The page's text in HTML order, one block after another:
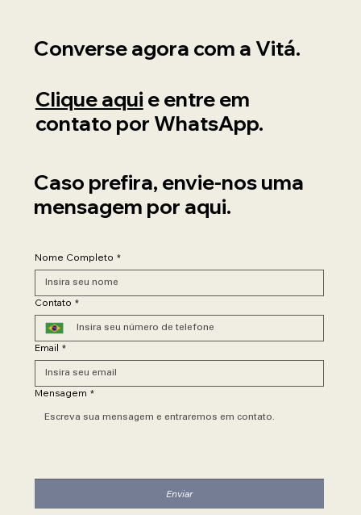
Converse agora com a Vitá.
Clique aqui e entre em
contato por WhatsApp.
Caso prefira, envie-nos uma
mensagem por aqui.
Nome Completo *
Contato *
Email *
Mensagem *
Enviar